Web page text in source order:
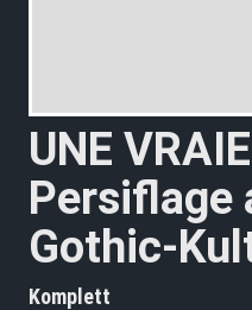
UNE
Persiflage
Gothic-
Komplett